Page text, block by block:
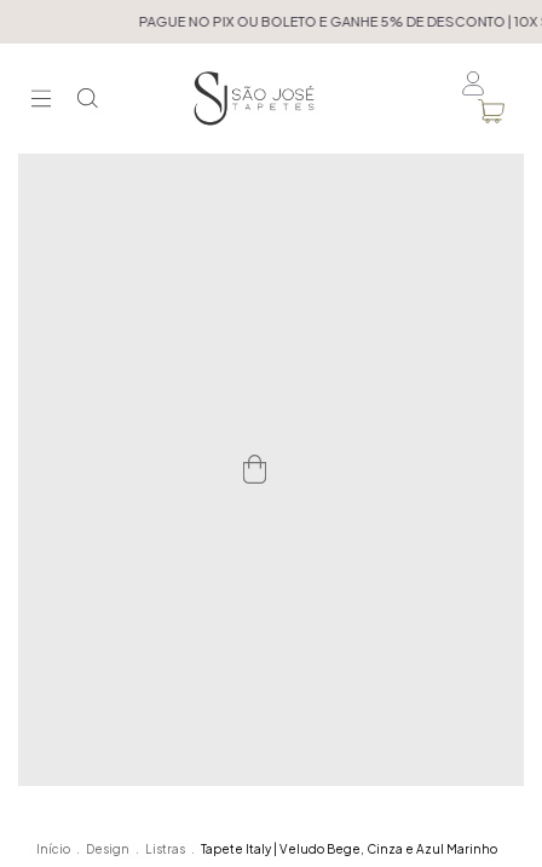
PAGUE NO PIX OU BOLETO E GANHE 5% DE DESCONTO | 10X
Início Design Listras Tapete Italy | Veludo Bege, Cinza e Azul Marinho